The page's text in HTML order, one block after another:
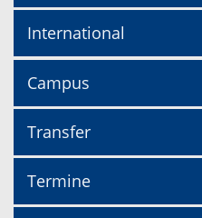
International
Campus
Transfer
Termine